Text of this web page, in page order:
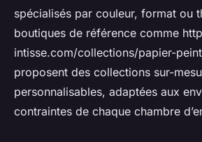
spécialisés par couleur, format ou
boutiques de référence comme
intisse.com/collections/papier-
proposent des collections sur-
personnalisables, adaptées aux
contraintes de chaque chambre